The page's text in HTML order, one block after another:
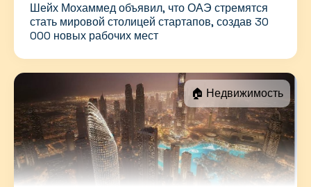
Шейх Мохаммед объявил, что ОАЭ стремятся
стать мировой столицей стартапов, создав 30
000 новых рабочих мест
🏠 Недвижимость